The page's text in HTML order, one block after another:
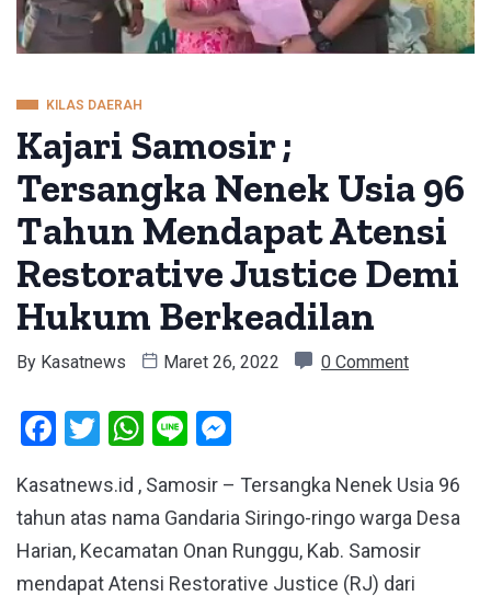
KILAS DAERAH
Kajari Samosir ;
Tersangka Nenek Usia 96
Tahun Mendapat Atensi
Restorative Justice Demi
Hukum Berkeadilan
By Kasatnews Maret 26, 2022 0 Comment
Facebook
Twitter
WhatsApp
Line
Kasatnews.id , Samosir – Tersangka Nenek Usia 96
tahun atas nama Gandaria Siringo-ringo warga Desa
Harian, Kecamatan Onan Runggu, Kab. Samosir
mendapat Atensi Restorative Justice (RJ) dari